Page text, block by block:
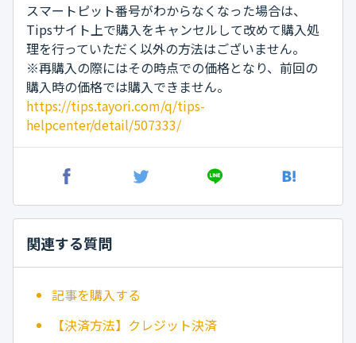
スマートピット番号がわからなくなった場合は、
Tipsサイト上で購入をキャンセルして改めて購入処
理を行っていただく以外の方法はございません。
※再購入の際にはその時点での価格となり、前回の
購入時の価格では購入できません。
https://tips.tayori.com/q/tips-
helpcenter/detail/507333/
関連する質問
記事を購入する
【決済方法】クレジット決済